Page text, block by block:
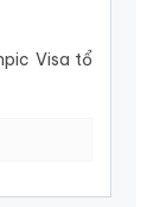
Visa tổ